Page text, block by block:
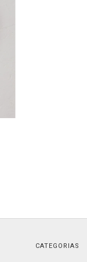
CATEGORIAS